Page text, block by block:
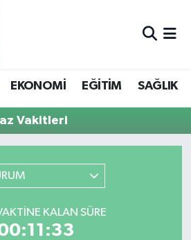
EKONOMİ EĞİTİM SAĞLIK
Vakitleri
KALAN SÜRE